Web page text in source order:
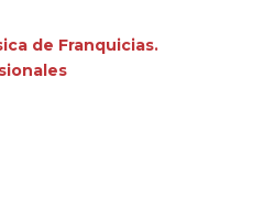
de Franquicias.